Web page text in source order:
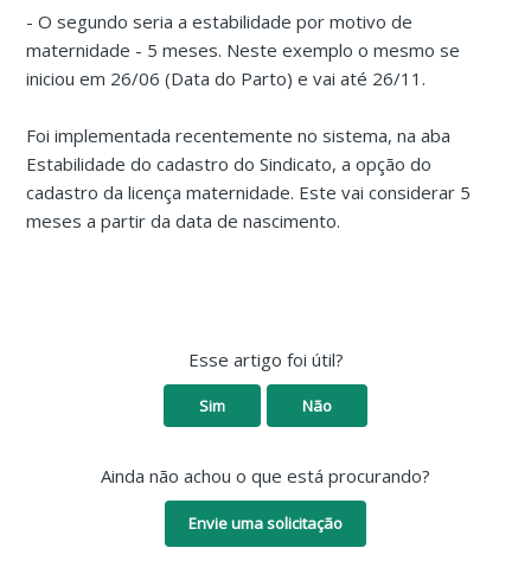
- O segundo seria aestabilidade por motivo de
maternidade - 5 meses. Neste exemplo o mesmo se
iniciou em 26/06 (Data do Parto) e vai até 26/11.
Foi implementada recentemente no sistema, na aba
Estabilidade do cadastro do Sindicato, a opção do
cadastro da licença maternidade. Este vai considerar 5
meses a partir da data de nascimento.
Esse artigo foi útil?
Sim Não
Ainda não achou o que está procurando?
Envie uma solicitação